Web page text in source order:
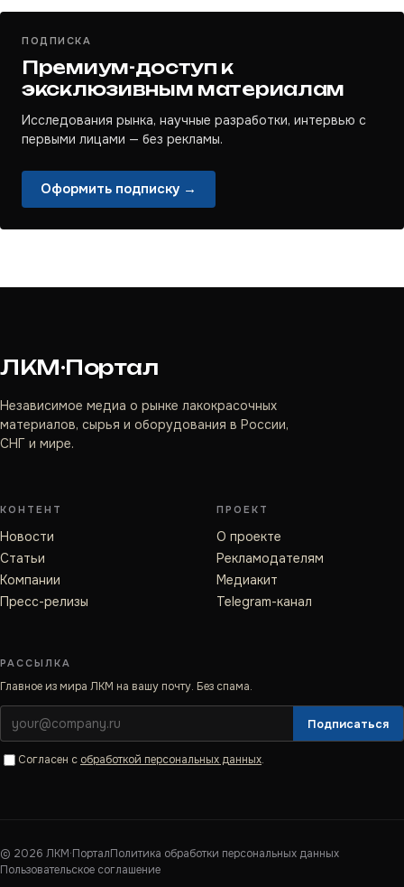
ПОДПИСКА
Премиум-доступ к
эксклюзивным материалам
Исследования рынка, научные разработки, интервью с
первыми лицами — без рекламы.
Оформить подписку →
ЛКМ·Портал
Независимое медиа о рынке лакокрасочных
материалов, сырья и оборудования в России,
СНГ и мире.
КОНТЕНТ
Новости
Статьи
Компании
Пресс-релизы
ПРОЕКТ
О проекте
Рекламодателям
Медиакит
Telegram-канал
РАССЫЛКА
Главное из мира ЛКМ на вашу почту. Без спама.
Подписаться
Согласен с обработкой персональных данных.
© 2026 ЛКМ·ПорталПолитика обработки персональных данных
Пользовательское соглашение